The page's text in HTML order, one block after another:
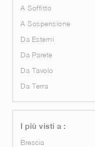
A Soffitto
A Sospensione
Da Esterni
Da Parete
Da Tavolo
Da Terra
I più visti a :
Brescia